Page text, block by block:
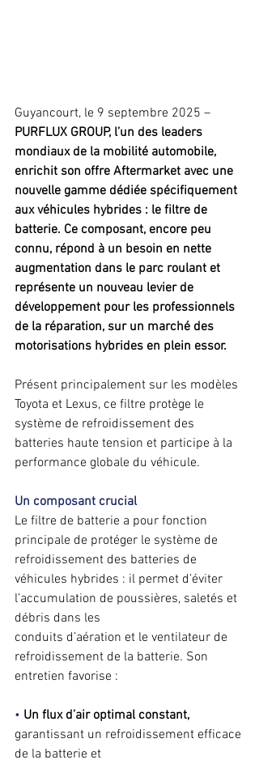
Guyancourt, le 9 septembre 2025 –
PURFLUX GROUP, l’un des leaders
mondiaux de la mobilité automobile,
enrichit son offre Aftermarket avec une
nouvelle gamme dédiée spécifiquement
aux véhicules hybrides : le filtre de
batterie. Ce composant, encore peu
connu, répond à un besoin en nette
augmentation dans le parc roulant et
représente un nouveau levier de
développement pour les professionnels
de la réparation, sur un marché des
motorisations hybrides en plein essor.
Présent principalement sur les modèles
Toyota et Lexus, ce filtre protège le
système de refroidissement des
batteries haute tension et participe à la
performance globale du véhicule.
Un composant crucial
Le filtre de batterie a pour fonction
principale de protéger le système de
refroidissement des batteries de
véhicules hybrides : il permet d’éviter
l’accumulation de poussières, saletés et
débris dans les
conduits d’aération et le ventilateur de
refroidissement de la batterie. Son
entretien favorise :
• Un flux d’air optimal constant,
garantissant un refroidissement efficace
de la batterie et